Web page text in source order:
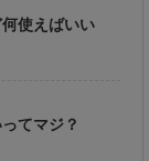
使えばいい
てマジ？